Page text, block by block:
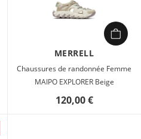
MERRELL
Chaussures de randonnée Femme
MAIPO EXPLORER Beige
120,00 €